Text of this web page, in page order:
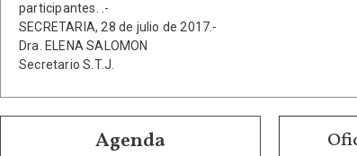
participantes. .-
SECRETARIA, 28 de julio de 2017.-
Dra. ELENA SALOMON
Secretario S.T.J.
Agenda